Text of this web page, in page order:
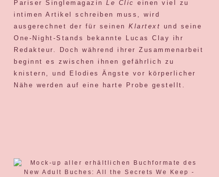
Pariser Singlemagazin Le Clic einen viel zu
intimen Artikel schreiben muss, wird
ausgerechnet der für seinen Klartext und seine
One-Night-Stands bekannte Lucas Clay ihr
Redakteur. Doch während ihrer Zusammenarbeit
beginnt es zwischen ihnen gefährlich zu
knistern, und Elodies Ängste vor körperlicher
Nähe werden auf eine harte Probe gestellt.